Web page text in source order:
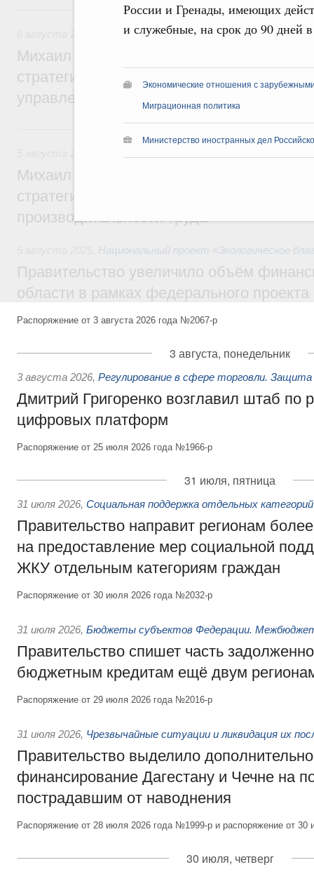
России и Гренады, имеющих
и служебные, на срок до 90 дней
Экономические отношения с
Миграционная политика
Министерство иностранных дел
6 августа, четверг
Технологическое развитие. Инновации
Михаил Мишустин дал поручения по
стратегической сессии о
управления научно-технологическим
Михаил Мишустин дал поручения по
стратегической сессии, посвящённой
производительности труда
Национальный проект «Экологическое
Правительство увеличило объём
области в рамках федерального
Распоряжение от 3 августа 2026 года №2067-р
3 августа, понедельник
3 августа 2026, Регулирование в сфере торговли.
Дмитрий Григоренко возглавил штаб по
цифровых платформ
Распоряжение от 25 июля 2026 года №1966-р
31 июля, пятница
31 июля 2026, Социальная поддержка отдельных
Правительство направит регионам
на предоставление мер социальной
ЖКУ отдельным категориям граждан
Распоряжение от 30 июля 2026 года №2032-р
31 июля 2026, Бюджеты субъектов Федерации.
Правительство спишет часть
бюджетным кредитам ещё двум
Распоряжение от 29 июля 2026 года №2016-р
31 июля 2026, Чрезвычайные ситуации и ликвидация их
Правительство выделило
финансирование Дагестану и Чечне на
пострадавшим от наводнения
Распоряжение от 28 июля 2026 года №1999-р и распоряжение от
30 июля, четверг